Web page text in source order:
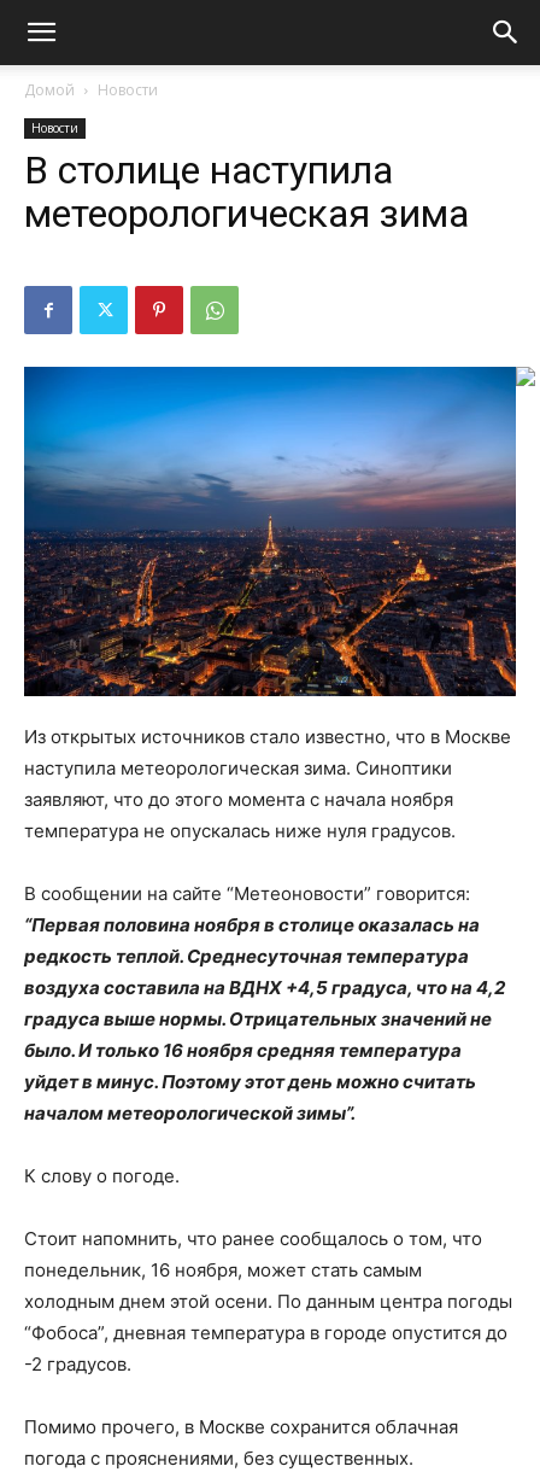
Домой Новости
Новости
В столице наступила
метеорологическая зима
Из открытых источников стало известно, что в Москве
наступила метеорологическая зима. Синоптики
заявляют, что до этого момента с начала ноября
температура не опускалась ниже нуля градусов.
В сообщении на сайте “Метеоновости” говорится:
“Первая половина ноября в столице оказалась на
редкость теплой. Среднесуточная температура
воздуха составила на ВДНХ +4,5 градуса, что на 4,2
градуса выше нормы. Отрицательных значений не
было. И только 16 ноября средняя температура
уйдет в минус. Поэтому этот день можно считать
началом метеорологической зимы”.
К слову о погоде.
Стоит напомнить, что ранее сообщалось о том, что
понедельник, 16 ноября, может стать самым
холодным днем ​​этой осени. По данным центра погоды
“Фобоса”, дневная температура в городе опустится до
-2 градусов.
Помимо прочего, в Москве сохранится облачная
погода с прояснениями, без существенных.